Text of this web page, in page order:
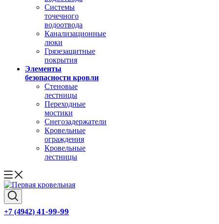
Системы
точечного
водоотвода
Канализационные
люки
Грязезащитные
покрытия
Элементы
безопасности кровли
Стеновые
лестницы
Переходные
мостики
Снегозадержатели
Кровельные
ограждения
Кровельные
лестницы
+7 (4942) 41-99-99